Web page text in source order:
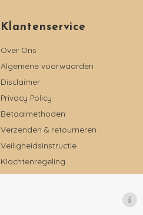
Klantenservice
Over Ons
Algemene voorwaarden
Disclaimer
Privacy Policy
Betaalmethoden
Verzenden & retourneren
Veiligheidsinstructie
Klachtenregeling
Reviews